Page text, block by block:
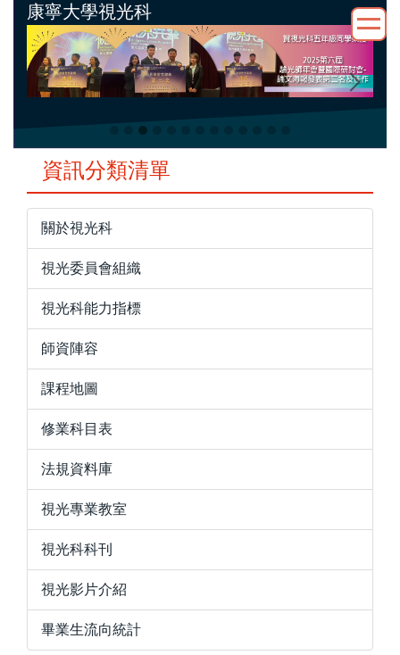
康寧大學視光科
資訊分類清單
關於視光科
視光委員會組織
視光科能力指標
師資陣容
課程地圖
修業科目表
法規資料庫
視光專業教室
視光科科刊
視光影片介紹
畢業生流向統計